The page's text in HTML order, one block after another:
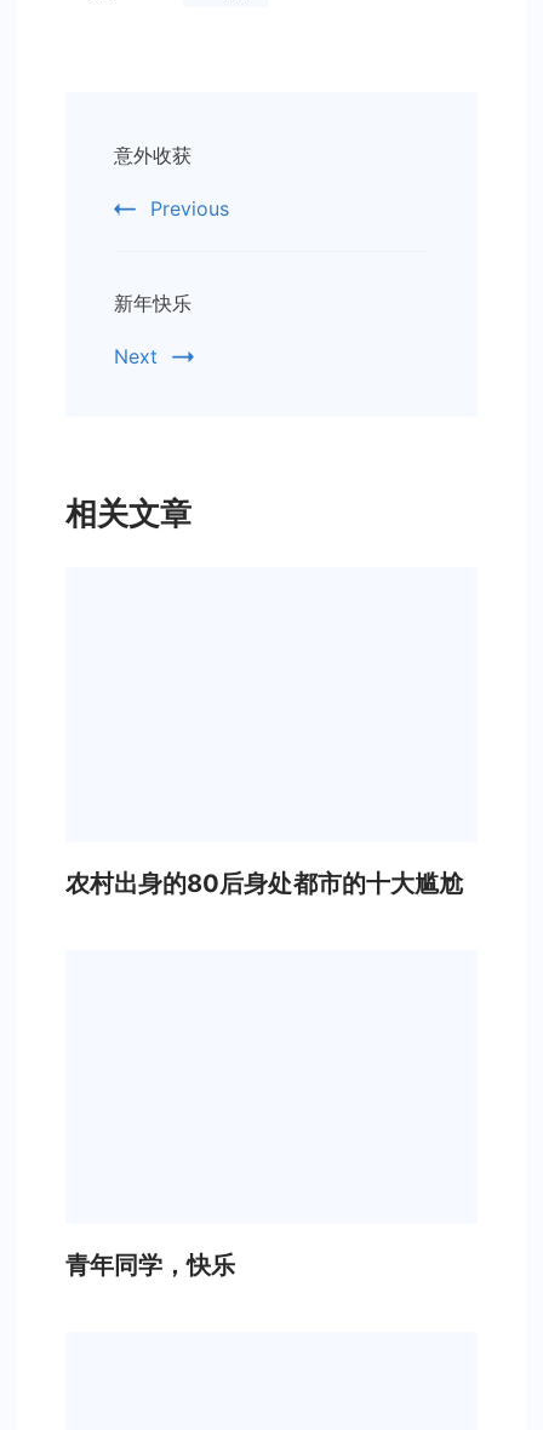
Navigation
意外收获
Previous
新年快乐
Next
相关文章
农村出身的80后身处都市的十大尴尬
青年同学，快乐